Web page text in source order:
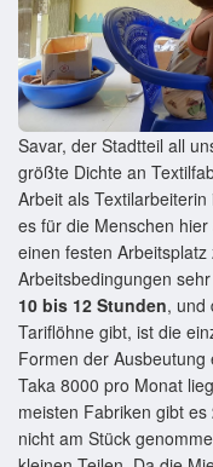
Savar, der Stadtteil all
größte Dichte an
Arbeit als
es für die Menschen
einen festen
Arbeitsbedingungen
10 bis 12 Stunden, und
Tariflöhne gibt, ist die
Formen der Ausbeutung
Taka 8000 pro Monat
meisten Fabriken gibt es
nicht am Stück